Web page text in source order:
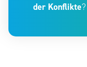
der Konflikte?